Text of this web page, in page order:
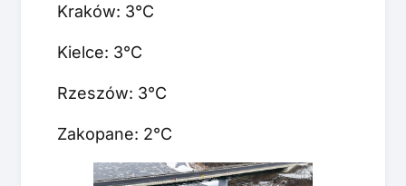
Kraków: 3°C
Kielce: 3°C
Rzeszów: 3°C
Zakopane: 2°C